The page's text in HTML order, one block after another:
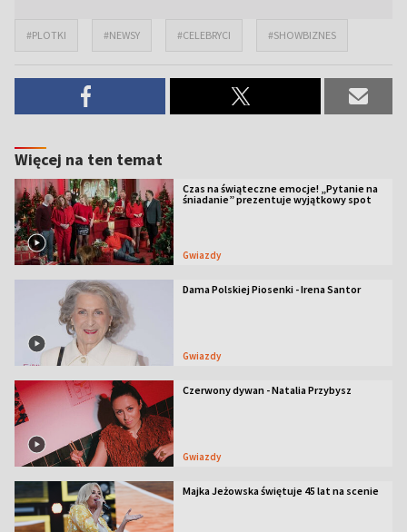
#PLOTKI #NEWSY #CELEBRYCI #SHOWBIZNES
Więcej na ten temat
Czas na świąteczne emocje! „Pytanie na
śniadanie” prezentuje wyjątkowy spot
Gwiazdy
Dama Polskiej Piosenki - Irena Santor
Gwiazdy
Czerwony dywan - Natalia Przybysz
Gwiazdy
Majka Jeżowska świętuje 45 lat na scenie